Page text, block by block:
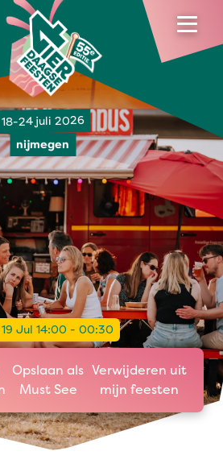
18-24 juli 2026
nijmegen
19 Jul 14:00 - 00:30
Opslaan als
Must See
Verwijderen uit
mijn feesten